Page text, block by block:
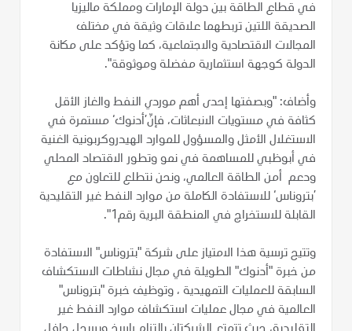
في قطاع الطاقة بين دولة الإمارات ومملكة ماليزيا
الصديقة اللتين تربطهما علاقات وثيقة في مختلف
المجالات الاقتصادية والاجتماعية، كما وتؤكد على مكانة
الدولة كوجهة استثمارية مفضلة وموثوقة".
وأضاف: "وبصفتها إحدى أهم موردي النفط والغاز الأقل
كثافة في مستويات الانبعاثات، فإنّ’أدنوك‘ مستمرة في
الاستغلال الأمثل والمسؤول للموارد الهيدروكربونية الغنية
في أبوظبي للمساهمة في نمو وتطور الاقتصاد المحلي
ودعم أمن الطاقة العالمي، ونحن نتطلع للتعاون مع
’بتروناس‘ للاستفادة الكاملة من موارد النفط غير التقليدية
القابلة للاستخراج في المنطقة البرية رقم1".
وتتيح ترسية هذا الامتياز على شركة "بتروناس" الاستفادة
من خبرة "أدنوك" الطويلة في مجال نشاطات الاستكشاف
السابقة للعمليات التمهيدية ، وتوظيف خبرة "بتروناس"
العالمية في مجال عمليات استكشاف موارد النفط غير